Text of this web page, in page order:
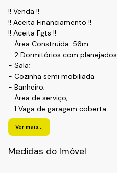
!! Venda !!
!! Aceita Financiamento !!
!! Aceita Fgts !!
- Área Construída: 56m
- 2 Dormitórios com planejados
- Sala;
- Cozinha semi mobiliada
- Banheiro;
- Área de serviço;
- 1 Vaga de garagem coberta.
!!! Condomínio !!!
Ver mais...
Medidas do Imóvel